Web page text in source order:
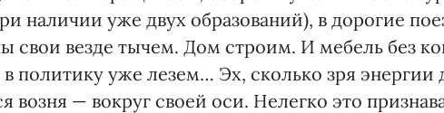
наличии уже двух образований), в дорогие
свои везде тычем. Дом строим. И мебель без
политику уже лезем… Эх, сколько зря энергии
возня — вокруг своей оси. Нелегко это